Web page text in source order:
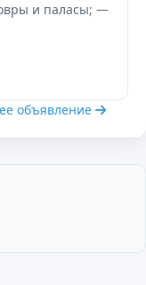
и паласы; —
объявление